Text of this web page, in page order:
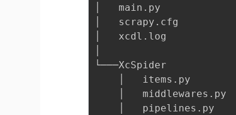
│   main . py
│   scrapy . cfg
│   xcdl . log
└───XcSpider
    │   items
. py
    │   middlewares
. py
    │   pipelines
. py